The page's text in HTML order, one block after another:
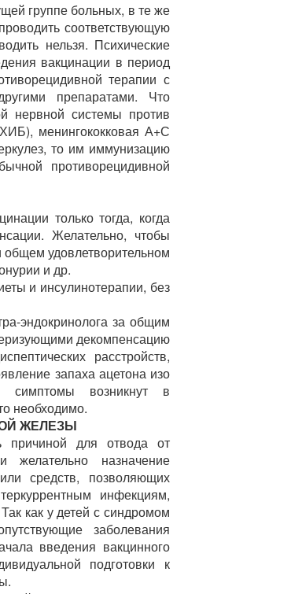
группе больных, в те же
соответствующую
нельзя. Психические
вакцинации в период
терапии с
препаратами. Что
нервной системы против
менингококковая А+С
то им иммунизацию
противорецидивной
только тогда, когда
Желательно, чтобы
удовлетворительном
и др.
и инсулинотерапии, без
эндокринолога за общим
декомпенсацию
расстройств,
запаха ацетона изо
возникнут в
необходимо.
ЖЕЛЕЗЫ
для отвода от
желательно назначение
средств, позволяющих
инфекциям,
как у детей с синдромом
заболевания
введения вакцинного
подготовки к